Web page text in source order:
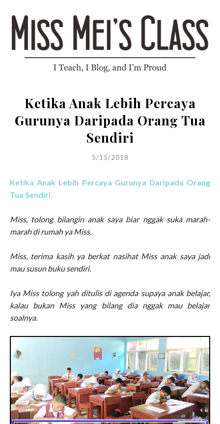
Ketika Anak Lebih Percaya
Gurunya Daripada Orang Tua
Sendiri
5/15/2018
Ketika Anak Lebih Percaya Gurunya Daripada Orang
Tua Sendiri.
Miss, tolong bilangin anak saya biar nggak suka marah-
marah di rumah ya Miss.
Miss, terima kasih ya berkat nasihat Miss anak saya jadi
mau susun buku sendiri.
Iya Miss tolong yah ditulis di agenda supaya anak belajar,
kalau bukan Miss yang bilang dia nggak mau belajar
soalnya.